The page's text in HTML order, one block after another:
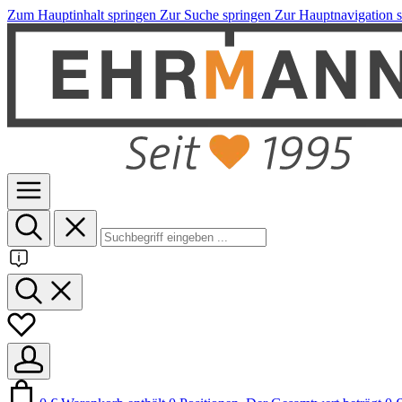
Zum Hauptinhalt springen Zur Suche springen Zur Hauptnavigation